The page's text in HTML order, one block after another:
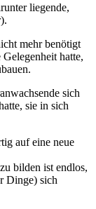
liegende,
mehr benötigt
hatte,
sich
sie in sich
auf eine neue
bilden ist endlos,
Dinge) sich